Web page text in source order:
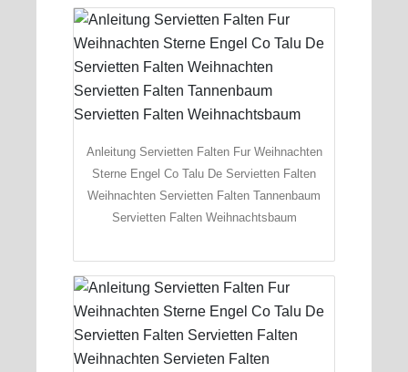
Anleitung Servietten Falten Fur Weihnachten
Sterne Engel Co Talu De Servietten Falten
Weihnachten Servietten Falten Tannenbaum
Servietten Falten Weihnachtsbaum